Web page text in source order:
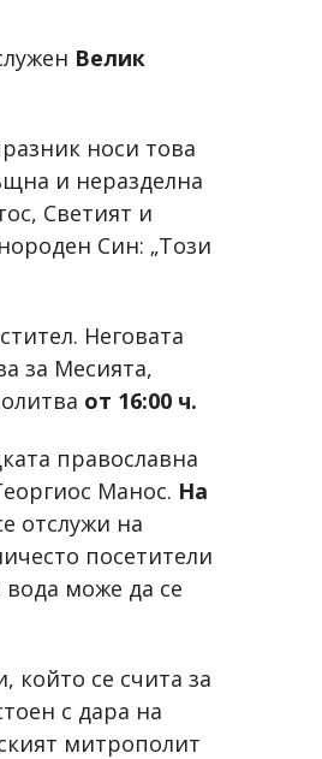
Велик
носи това
и неразделна
Светият и
Син: „Този
Неговата
за Месията,
от 16:00 ч.
православна
Манос. На
отслужи на
посетители
може да се
който се счита за
с дара на
митрополит